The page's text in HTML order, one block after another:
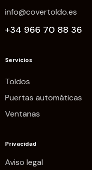
info@covertoldo.es
+34 966 70 88 36
Servicios
Toldos
Puertas automáticas
Ventanas
Privacidad
Aviso legal